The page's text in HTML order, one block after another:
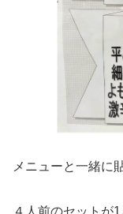
メニューと一緒に
４人前のセットが